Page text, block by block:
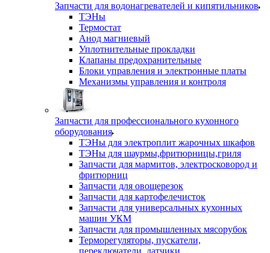
Запчасти для водонагревателей и кипятильников
ТЭНы
Термостат
Анод магниевый
Уплотнительные прокладки
Клапаны предохранительные
Блоки управления и электронные платы
Механизмы управления и контроля
Запчасти для профессионального кухонного
оборудования
ТЭНы для электроплит жарочных шкафов
ТЭНы для шаурмы,фритюрницы,гриля
Запчасти для мармитов, электросковород и
фритюрниц
Запчасти для овощерезок
Запчасти для картофелечисток
Запчасти для универсальных кухонных
машин УКМ
Запчасти для промышленных мясорубок
Терморегуляторы, пускатели,
переключатели, датчики